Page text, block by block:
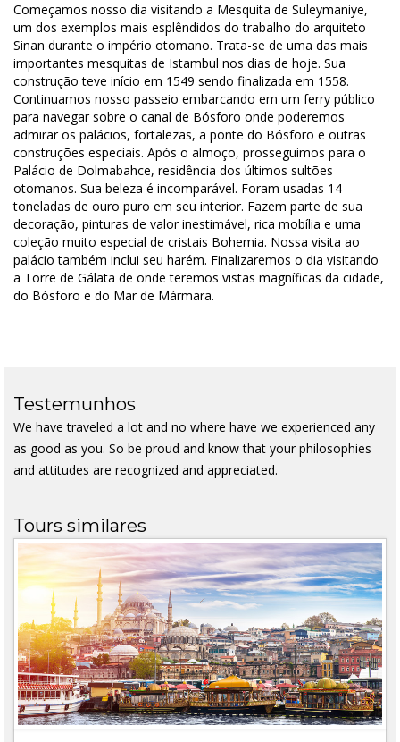
Começamos nosso dia visitando a Mesquita de Suleymaniye,
um dos exemplos mais esplêndidos do trabalho do arquiteto
Sinan durante o império otomano. Trata-se de uma das mais
importantes mesquitas de Istambul nos dias de hoje. Sua
construção teve início em 1549 sendo finalizada em 1558.
Continuamos nosso passeio embarcando em um ferry público
para navegar sobre o canal de Bósforo onde poderemos
admirar os palácios, fortalezas, a ponte do Bósforo e outras
construções especiais. Após o almoço, prosseguimos para o
Palácio de Dolmabahce, residência dos últimos sultões
otomanos. Sua beleza é incomparável. Foram usadas 14
toneladas de ouro puro em seu interior. Fazem parte de sua
decoração, pinturas de valor inestimável, rica mobília e uma
coleção muito especial de cristais Bohemia. Nossa visita ao
palácio também inclui seu harém. Finalizaremos o dia visitando
a Torre de Gálata de onde teremos vistas magníficas da cidade,
do Bósforo e do Mar de Mármara.
Testemunhos
We have traveled a lot and no where have we experienced any
as good as you. So be proud and know that your philosophies
and attitudes are recognized and appreciated.
Tours similares